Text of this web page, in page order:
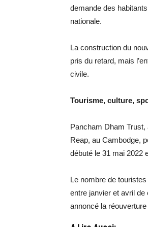
demande des
nationale.
La construction du
pris du retard, mais
civile.
Tourisme, culture,
Pancham Dham Trust,
Reap, au Cambodge,
débuté le 31 mai 2022
Le nombre de
entre janvier et avril
annoncé la